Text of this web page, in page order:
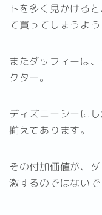
トを多く見かける
て買ってしまうよう
またダッフィーは
クター。
ディズニーシーに
揃えてあります。
その付加価値が、
激するのではないで